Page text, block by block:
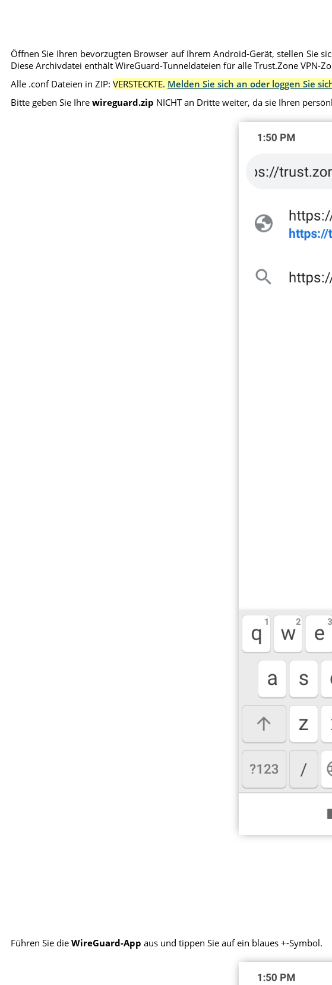
Öffnen Sie Ihren bevorzugten Browser auf Ihrem Android-Gerät, stellen Sie
Diese Archivdatei enthält WireGuard-Tunneldateien für alle Trust.Zone VPN-
Alle .conf Dateien in ZIP: VERSTECKTE. Melden Sie sich an oder loggen Sie
Bitte geben Sie Ihrewireguard.zip NICHT an Dritte weiter, da sie Ihren
Führen Sie dieWireGuard-App aus und tippen Sie auf ein blaues +-Symbol.